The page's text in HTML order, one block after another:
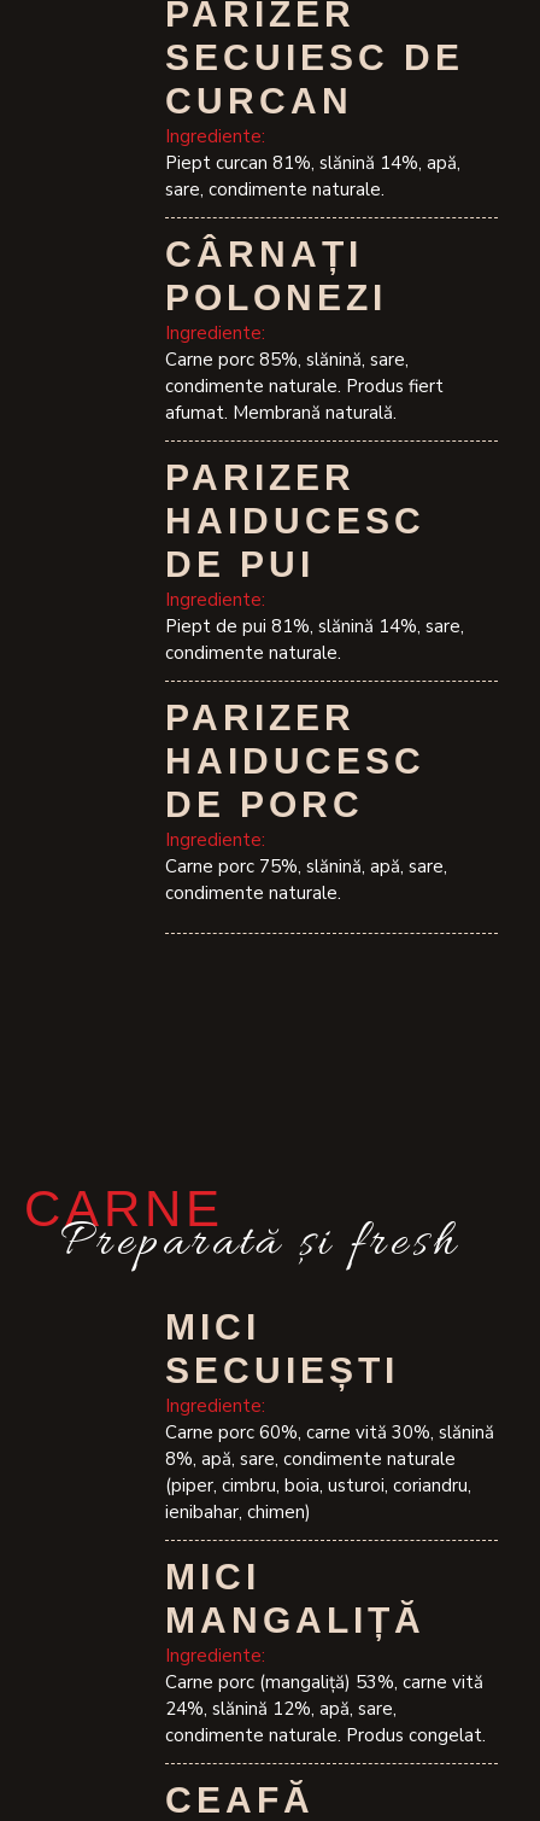
PARIZER
SECUIESC DE
CURCAN
Ingrediente:
Piept curcan 81%, slănină 14%, apă,
sare, condimente naturale.
CÂRNAȚI
POLONEZI
Ingrediente:
Carne porc 85%, slănină, sare,
condimente naturale. Produs fiert
afumat. Membrană naturală.
PARIZER
HAIDUCESC
DE PUI
Ingrediente:
Piept de pui 81%, slănină 14%, sare,
condimente naturale.
PARIZER
HAIDUCESC
DE PORC
Ingrediente:
Carne porc 75%, slănină, apă, sare,
condimente naturale.
CARNE
Preparată și fresh
MICI
SECUIEȘTI
Ingrediente:
Carne porc 60%, carne vită 30%, slănină
8%, apă, sare, condimente naturale
(piper, cimbru, boia, usturoi, coriandru,
ienibahar, chimen)
MICI
MANGALIȚĂ
Ingrediente:
Carne porc (mangaliță) 53%, carne vită
24%, slănină 12%, apă, sare,
condimente naturale. Produs congelat.
CEAFĂ